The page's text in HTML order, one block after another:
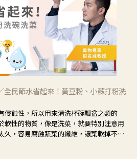
的藥材，效果就更顯著。
全民節水省起來！黃豆粉、小蘇打粉洗
侵蝕性，所以用來清洗杯碗瓢盆之類的
軟性的物質，像是洗菜，就要特別注意用
久，容易腐蝕蔬菜的纖維，讓菜軟掉不清